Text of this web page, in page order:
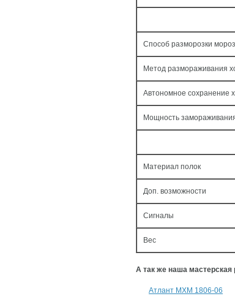
Способ разморозки
Метод размораживания
Автономное сохранение
Мощность
Материал полок
Доп. возможности
Сигналы
Вес
А так же наша
Атлант МХМ 1806-06